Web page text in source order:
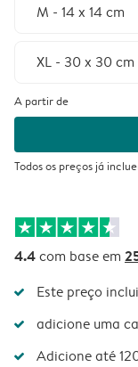
M - 14 x 14 cm
XL - 30 x 30 cm
A partir de
Todos os preços já
4.4com base em
Este preço
adicione uma
Adicione até